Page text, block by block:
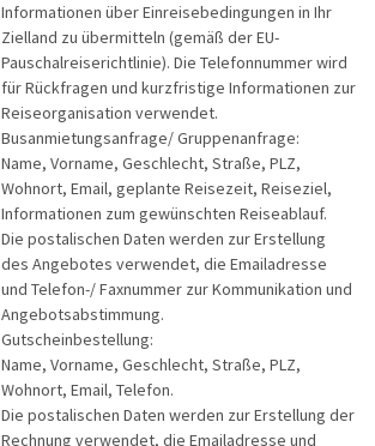
Informationen über Einreisebedingungen in Ihr
Zielland zu übermitteln (gemäß der EU-
Pauschalreiserichtlinie). Die Telefonnummer wird
für Rückfragen und kurzfristige Informationen zur
Reiseorganisation verwendet.
Busanmietungsanfrage/ Gruppenanfrage:
Name, Vorname, Geschlecht, Straße, PLZ,
Wohnort, Email, geplante Reisezeit, Reiseziel,
Informationen zum gewünschten Reiseablauf.
Die postalischen Daten werden zur Erstellung
des Angebotes verwendet, die Emailadresse
und Telefon-/ Faxnummer zur Kommunikation und
Angebotsabstimmung.
Gutscheinbestellung:
Name, Vorname, Geschlecht, Straße, PLZ,
Wohnort, Email, Telefon.
Die postalischen Daten werden zur Erstellung der
Rechnung verwendet, die Emailadresse und